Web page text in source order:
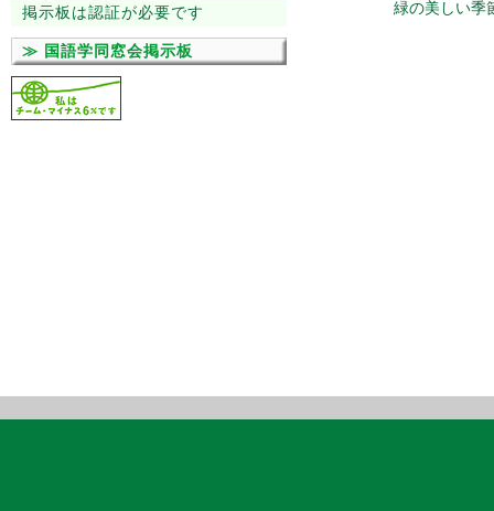
緑の美しい季
掲示板は認証が必要です
≫ 国語学同窓会掲示板